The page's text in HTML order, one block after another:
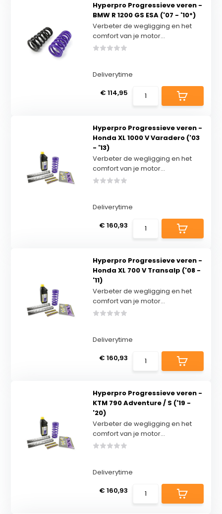
Hyperpro Progressieve veren -
BMW R 1200 GS ESA ('07 - '10*)
Verbeter de wegligging en het
comfort van je motor...
Deliverytime
€ 114,95
Hyperpro Progressieve veren -
Honda XL 1000 V Varadero ('03
- '13)
Verbeter de wegligging en het
comfort van je motor...
Deliverytime
€ 160,93
Hyperpro Progressieve veren -
Honda XL 700 V Transalp ('08 -
'11)
Verbeter de wegligging en het
comfort van je motor...
Deliverytime
€ 160,93
Hyperpro Progressieve veren -
KTM 790 Adventure / S ('19 -
'20)
Verbeter de wegligging en het
comfort van je motor...
Deliverytime
€ 160,93